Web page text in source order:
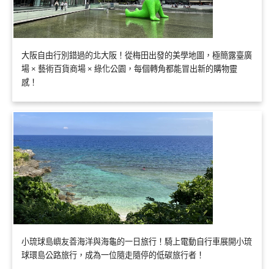
大阪自由行別錯過的北大阪！從梅田出發的美學地圖，極簡露臺廣
場 × 藝術百貨商場 × 綠化公園，每個轉角都能冒出新的購物靈
感！
小琉球島嶼友善海洋與海龜的一日旅行！騎上電動自行車展開小琉
球環島公路旅行，成為一位隨走隨停的低碳旅行者！